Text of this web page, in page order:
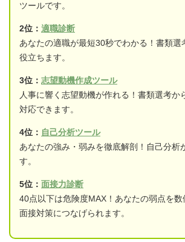
ツールです。
2位： 適職診断
あなたの適職が最短30秒でわかる！書類選
役立ちます。
3位： 志望動機作成ツール
人事に響く志望動機が作れる！書類選考か
対応できます。
4位： 自己分析ツール
あなたの強み・弱みを徹底解剖！自己分析
す。
5位： 面接力診断
40点以下は危険度MAX！あなたの弱点を数
面接対策につなげられます。